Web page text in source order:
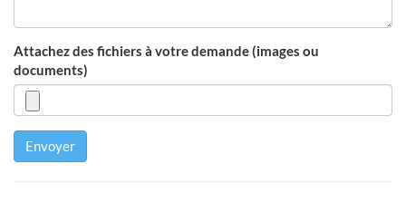
Attachez des fichiers à votre demande (images ou
documents)
Envoyer